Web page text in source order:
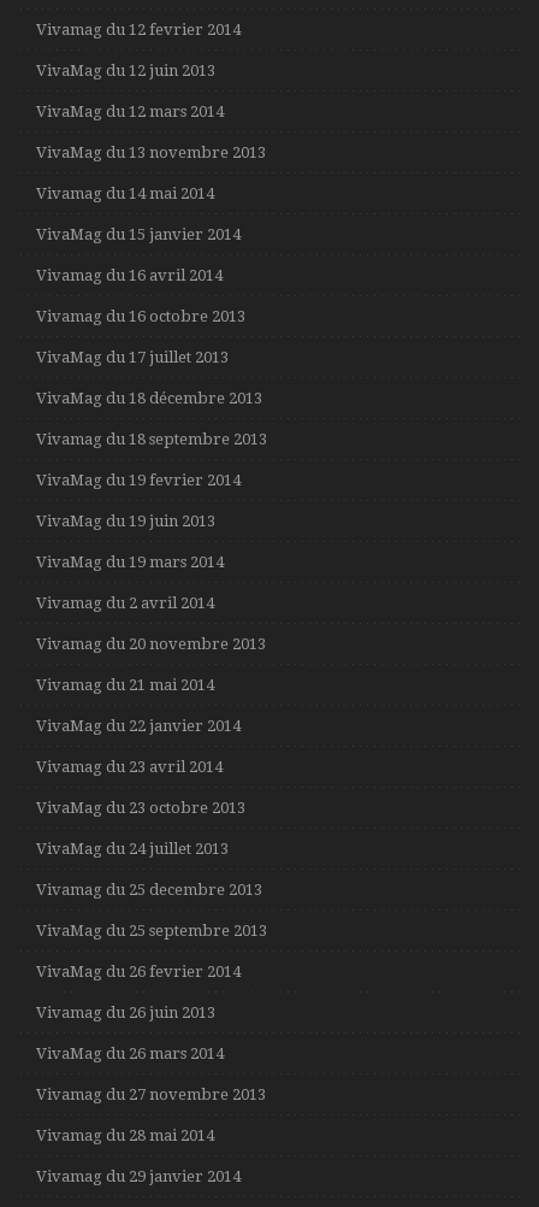
Vivamag du 12 fevrier 2014
VivaMag du 12 juin 2013
VivaMag du 12 mars 2014
VivaMag du 13 novembre 2013
Vivamag du 14 mai 2014
VivaMag du 15 janvier 2014
Vivamag du 16 avril 2014
Vivamag du 16 octobre 2013
VivaMag du 17 juillet 2013
VivaMag du 18 décembre 2013
Vivamag du 18 septembre 2013
VivaMag du 19 fevrier 2014
VivaMag du 19 juin 2013
VivaMag du 19 mars 2014
Vivamag du 2 avril 2014
Vivamag du 20 novembre 2013
Vivamag du 21 mai 2014
VivaMag du 22 janvier 2014
Vivamag du 23 avril 2014
VivaMag du 23 octobre 2013
VivaMag du 24 juillet 2013
Vivamag du 25 decembre 2013
VivaMag du 25 septembre 2013
VivaMag du 26 fevrier 2014
Vivamag du 26 juin 2013
VivaMag du 26 mars 2014
Vivamag du 27 novembre 2013
Vivamag du 28 mai 2014
Vivamag du 29 janvier 2014